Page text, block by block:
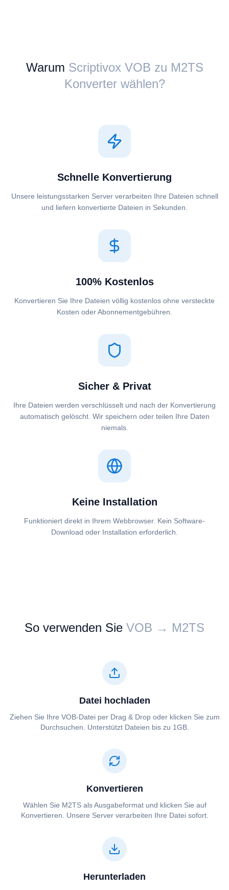
Warum Scriptivox ⁦VOB⁩ zu ⁦M2TS⁩
Konverter wählen?
Schnelle Konvertierung
Unsere leistungsstarken Server verarbeiten Ihre Dateien schnell
und liefern konvertierte Dateien in Sekunden.
100% Kostenlos
Konvertieren Sie Ihre Dateien völlig kostenlos ohne versteckte
Kosten oder Abonnementgebühren.
Sicher & Privat
Ihre Dateien werden verschlüsselt und nach der Konvertierung
automatisch gelöscht. Wir speichern oder teilen Ihre Daten
niemals.
Keine Installation
Funktioniert direkt in Ihrem Webbrowser. Kein Software-
Download oder Installation erforderlich.
So verwenden Sie ⁦⁦VOB⁩⁩ → ⁦⁦M2TS⁩⁩
Datei hochladen
Ziehen Sie Ihre ⁦⁦VOB⁩⁩-Datei per Drag & Drop oder klicken Sie zum
Durchsuchen. Unterstützt Dateien bis zu 1GB.
Konvertieren
Wählen Sie ⁦⁦M2TS⁩⁩ als Ausgabeformat und klicken Sie auf
Konvertieren. Unsere Server verarbeiten Ihre Datei sofort.
Herunterladen